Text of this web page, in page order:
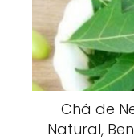
Chá de
Natural,